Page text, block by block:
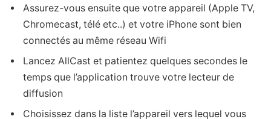
Assurez-vous ensuite que votre appareil (Apple TV,
Chromecast, télé etc..) et votre iPhone sont bien
connectés au même réseau Wifi
Lancez AllCast et patientez quelques secondes le
temps que l’application trouve votre lecteur de
diffusion
Choisissez dans la liste l’appareil vers lequel vous